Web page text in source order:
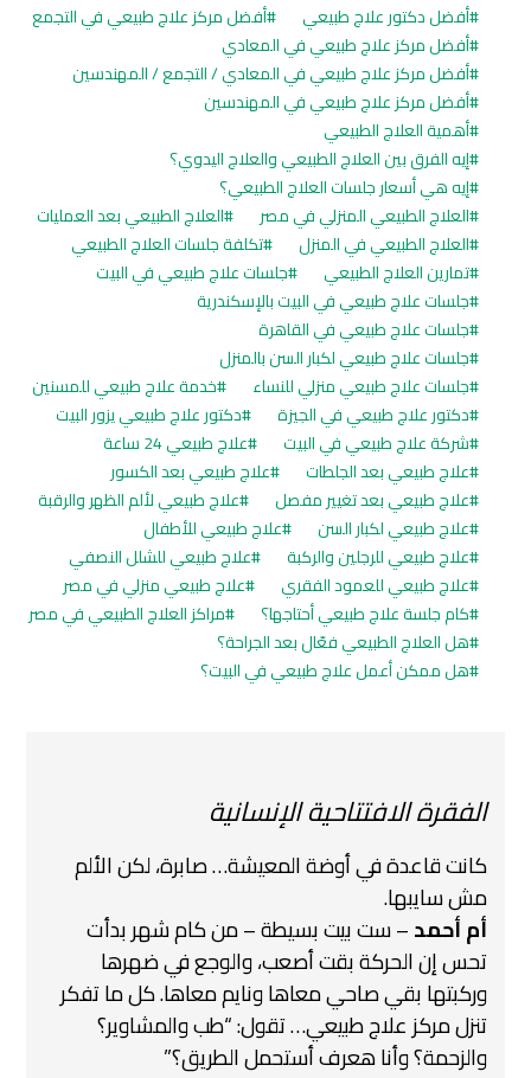
أفضل دكتور علاج طبيعي
أفضل مركز علاج طبيعي في التجمع
أفضل مركز علاج طبيعي في المعادي
أفضل مركز علاج طبيعي في المعادي / التجمع / المهندسين
أفضل مركز علاج طبيعي في المهندسين
أهمية العلاج الطبيعي
إيه الفرق بين العلاج الطبيعي والعلاج اليدوي؟
إيه هي أسعار جلسات العلاج الطبيعي؟
العلاج الطبيعي المنزلي في مصر
العلاج الطبيعي بعد العمليات
العلاج الطبيعي في المنزل
تكلفة جلسات العلاج الطبيعي
تمارين العلاج الطبيعي
جلسات علاج طبيعي في البيت
جلسات علاج طبيعي في البيت بالإسكندرية
جلسات علاج طبيعي في القاهرة
جلسات علاج طبيعي لكبار السن بالمنزل
جلسات علاج طبيعي منزلي للنساء
خدمة علاج طبيعي للمسنين
دكتور علاج طبيعي في الجيزة
دكتور علاج طبيعي يزور البيت
شركة علاج طبيعي في البيت
علاج طبيعي 24 ساعة
علاج طبيعي بعد الجلطات
علاج طبيعي بعد الكسور
علاج طبيعي بعد تغيير مفصل
علاج طبيعي لألم الظهر والرقبة
علاج طبيعي لكبار السن
علاج طبيعي للأطفال
علاج طبيعي للرجلين والركبة
علاج طبيعي للشلل النصفي
علاج طبيعي للعمود الفقري
علاج طبيعي منزلي في مصر
كام جلسة علاج طبيعي أحتاجها؟
مراكز العلاج الطبيعي في مصر
هل العلاج الطبيعي فعّال بعد الجراحة؟
هل ممكن أعمل علاج طبيعي في البيت؟
الفقرة الافتتاحية الإنسانية
كانت قاعدة في أوضة المعيشة… صابرة، لكن الألم
مش سايبها.
أم أحمد– ست بيت بسيطة – من كام شهر بدأت
تحس إن الحركة بقت أصعب، والوجع في ضهرها
وركبتها بقي صاحي معاها ونايم معاها. كل ما تفكر
تنزل مركز علاج طبيعي… تقول:“طب والمشاوير؟
والزحمة؟ وأنا هعرف أستحمل الطريق؟”